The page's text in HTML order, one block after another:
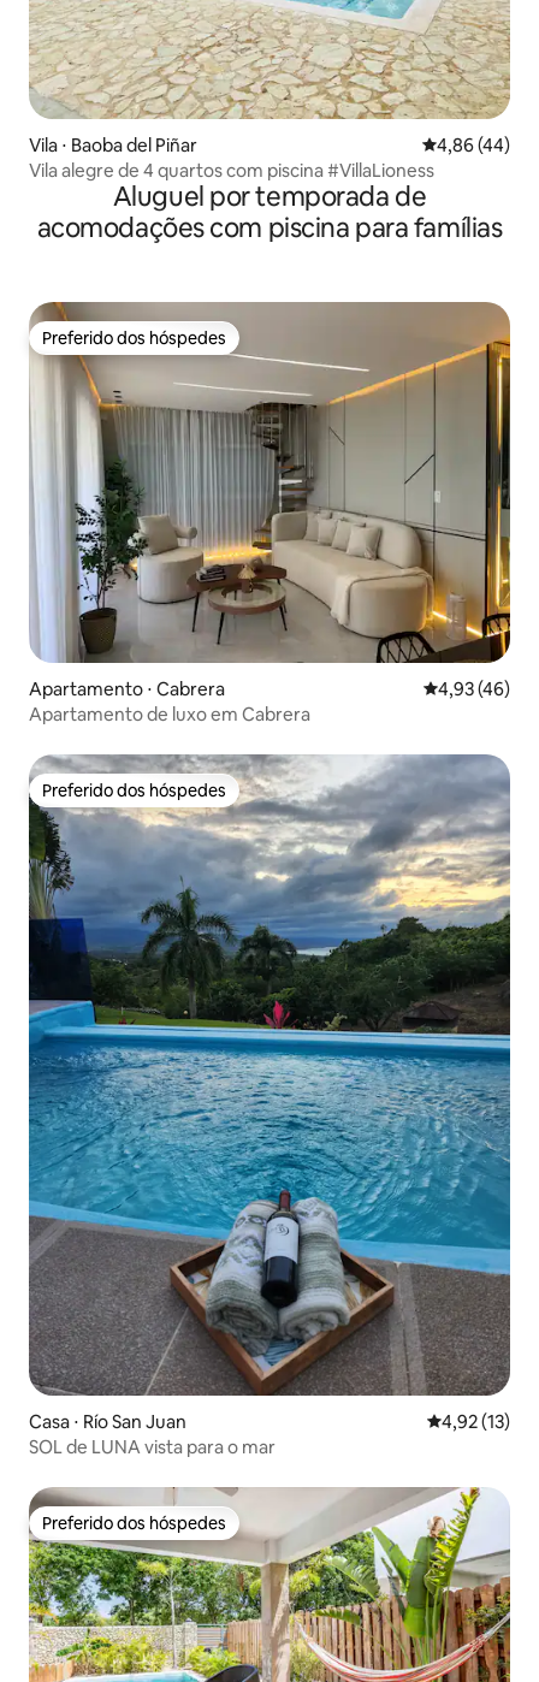
Vila ⋅ Baoba del Piñar 4,86 de uma
4,86 (44)
Vila alegre de 4 quartos com piscina #VillaLioness
Aluguel por temporada de
acomodações com piscina para famílias
Preferido dos hóspedes
Preferido dos hóspedes
Apartamento ⋅ Cabrera 4,93 de uma
4,93 (46)
Apartamento de luxo em Cabrera
Preferido dos hóspedes
Preferido dos hóspedes
Casa ⋅ Río San Juan 4,92 de uma
4,92 (13)
SOL de LUNA vista para o mar
Preferido dos hóspedes
Preferido dos hóspedes